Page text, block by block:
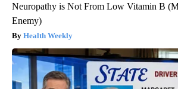
Neuropathy is Not From Low Vitamin B
Enemy)
Health Weekly